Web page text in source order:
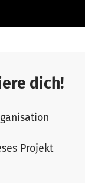
Leben
Beton
dich!
Projekt